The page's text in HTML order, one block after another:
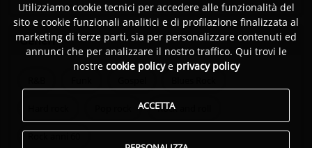
Generi
Rock and roll
Utilizziamo cookie tecnici per accedere alle funzionalità del
sito e cookie funzionali analitici e di profilazione finalizzata al
marketing di terze parti, sia per personalizzare contenuti ed
annunci che per analizzare il nostro traffico. Qui trovi le
nostre cookie policye privacy policy
ACCETTA